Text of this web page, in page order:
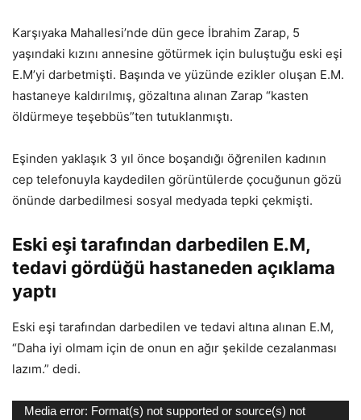
Karşıyaka Mahallesi’nde dün gece İbrahim Zarap, 5
yaşındaki kızını annesine götürmek için buluştuğu eski eşi
E.M’yi darbetmişti. Başında ve yüzünde ezikler oluşan E.M.
hastaneye kaldırılmış, gözaltına alınan Zarap “kasten
öldürmeye teşebbüs”ten tutuklanmıştı.
Eşinden yaklaşık 3 yıl önce boşandığı öğrenilen kadının
cep telefonuyla kaydedilen görüntülerde çocuğunun gözü
önünde darbedilmesi sosyal medyada tepki çekmişti.
Eski eşi tarafından darbedilen E.M,
tedavi gördüğü hastaneden açıklama
yaptı
Eski eşi tarafından darbedilen ve tedavi altına alınan E.M,
“Daha iyi olmam için de onun en ağır şekilde cezalanması
lazım.” dedi.
Video
Media error: Format(s) not supported or source(s) not